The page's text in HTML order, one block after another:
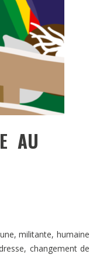
AU
militante, humaine
changement de